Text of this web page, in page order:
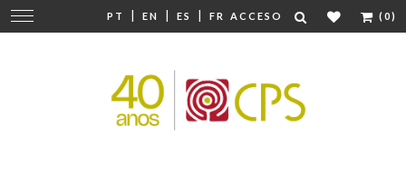
PT | EN | ES | FR ACCESO (0)
Cambiar
navegación